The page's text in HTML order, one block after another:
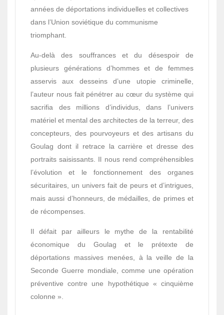
années de déportations individuelles et collectives
dans l’Union soviétique du communisme
triomphant.
Au-delà des souffrances et du désespoir de
plusieurs générations d’hommes et de femmes
asservis aux desseins d’une utopie criminelle,
l’auteur nous fait pénétrer au cœur du système qui
sacrifia des millions d’individus, dans l’univers
matériel et mental des architectes de la terreur, des
concepteurs, des pourvoyeurs et des artisans du
Goulag dont il retrace la carrière et dresse des
portraits saisissants. Il nous rend compréhensibles
l’évolution et le fonctionnement des organes
sécuritaires, un univers fait de peurs et d’intrigues,
mais aussi d’honneurs, de médailles, de primes et
de récompenses.
Il défait par ailleurs le mythe de la rentabilité
économique du Goulag et le prétexte de
déportations massives menées, à la veille de la
Seconde Guerre mondiale, comme une opération
préventive contre une hypothétique « cinquième
colonne ».